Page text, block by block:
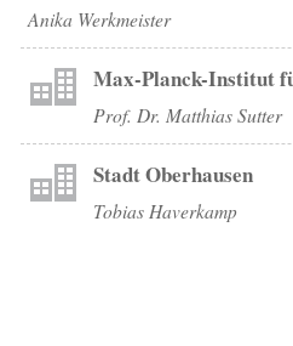
Anika Werkmeister
Max-Planck-Institut
Prof. Dr. Matthias Sutter
Stadt Oberhausen
Tobias Haverkamp